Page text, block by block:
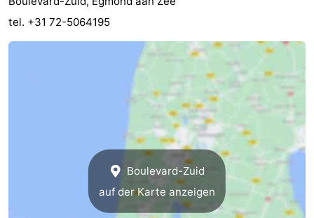
tel. +31 72-5064195
Boulevard-Zuid
auf der Karte anzeigen